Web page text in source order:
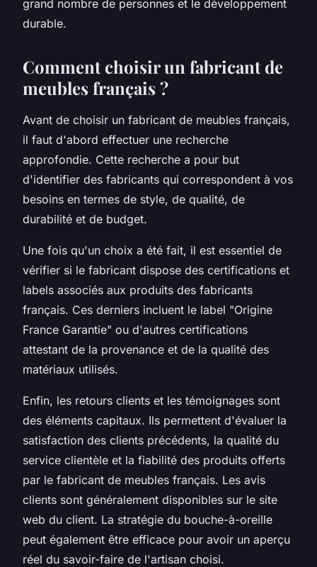
grand nombre de personnes et le développement
durable.
Comment choisir un fabricant de
meubles français ?
Avant de choisir un fabricant de meubles français,
il faut d'abord effectuer une recherche
approfondie. Cette recherche a pour but
d'identifier des fabricants qui correspondent à vos
besoins en termes de style, de qualité, de
durabilité et de budget.
Une fois qu'un choix a été fait, il est essentiel de
vérifier si le fabricant dispose des certifications et
labels associés aux produits des fabricants
français. Ces derniers incluent le label "Origine
France Garantie" ou d'autres certifications
attestant de la provenance et de la qualité des
matériaux utilisés.
Enfin, les retours clients et les témoignages sont
des éléments capitaux. Ils permettent d'évaluer la
satisfaction des clients précédents, la qualité du
service clientèle et la fiabilité des produits offerts
par le fabricant de meubles français. Les avis
clients sont généralement disponibles sur le site
web du client. La stratégie du bouche-à-oreille
peut également être efficace pour avoir un aperçu
réel du savoir-faire de l'artisan choisi.